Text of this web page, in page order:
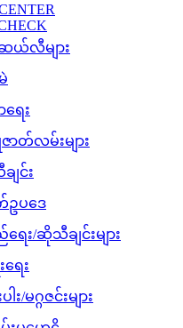
ဆယ်လီများ
ရေး
ာတ်လမ်းများ
ျင်း
ပဒေ
ေး/ဆိုသီချင်းများ
ေး
း/မဂ္ဂဇင်းများ